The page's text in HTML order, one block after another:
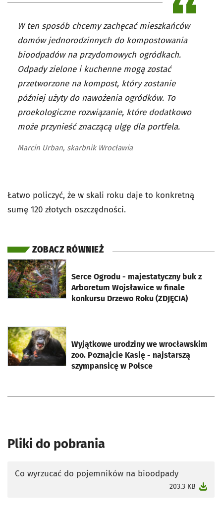
W ten sposób chcemy zachęcać mieszkańców
domów jednorodzinnych do kompostowania
bioodpadów na przydomowych ogródkach.
Odpady zielone i kuchenne mogą zostać
przetworzone na kompost, który zostanie
później użyty do nawożenia ogródków. To
proekologiczne rozwiązanie, które dodatkowo
może przynieść znaczącą ulgę dla portfela.
Marcin Urban, skarbnik Wrocławia
Łatwo policzyć, że w skali roku daje to konkretną
sumę 120 złotych oszczędności.
ZOBACZ RÓWNIEŻ
Serce Ogrodu - majestatyczny buk z
Arboretum Wojsławice w finale
konkursu Drzewo Roku (ZDJĘCIA)
otworzy się w nowej karcie
Wyjątkowe urodziny we wrocławskim
zoo. Poznajcie Kasię - najstarszą
szympansicę w Polsce
otworzy się w nowej karcie
Pliki do pobrania
Co wyrzucać do pojemników na bioodpady
203.3 KB